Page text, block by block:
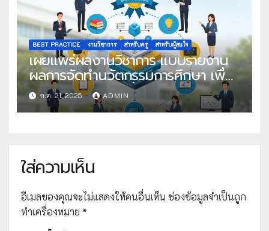
BEST PRACTICE งานวิชาการ สำหรับครู สำหรับผู้สนใจ
เผยแพร่ผลงานวิชาการ แบบรายงาน
ผลการจัดทำนวัตกรรมการศึกษา เพื่อ
คัดเลือกวิธีปฏิบัติที่เป็นเลิศ
ก.ค. 21, 2025 ADMIN
ใส่ความเห็น
อีเมลของคุณจะไม่แสดงให้คนอื่นเห็น ช่องข้อมูลจำเป็นถูก
ทำเครื่องหมาย *